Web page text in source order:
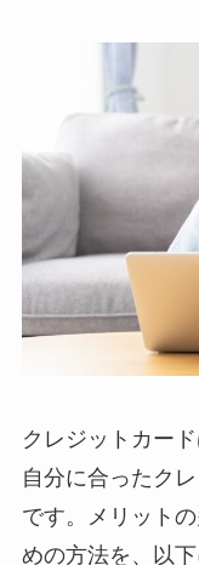
クレジットカー
自分に合ったク
です。メリット
めの方法を、以下